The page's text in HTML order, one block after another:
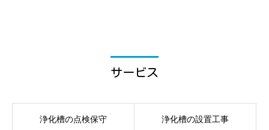
サービス
浄化槽の点検保守 浄化槽の設置工事